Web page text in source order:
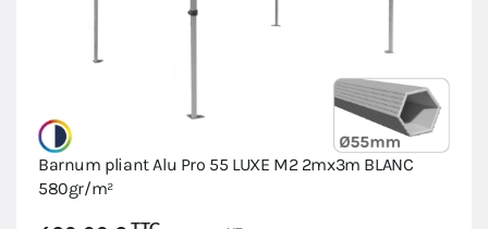
Barnum pliant Alu Pro 55 LUXE M2 2mx3m BLANC
580gr/m²